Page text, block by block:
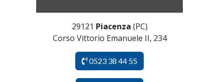
29121 Piacenza (PC)
Corso Vittorio Emanuele II, 234
0523 38 44 55